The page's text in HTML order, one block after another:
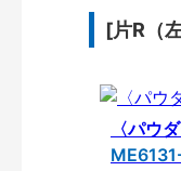
[片R（
〈パウ